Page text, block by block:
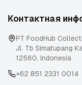
Контактная
PT FoodHub
Jl. Tb Simatupang
12560, Indonesia
+62 851 2331 0014